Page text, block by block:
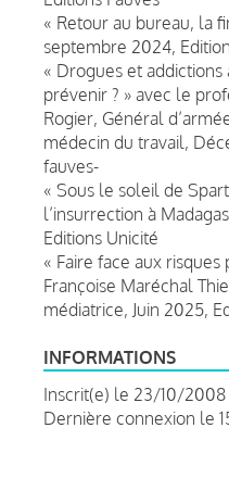
« Retour au bureau, la
septembre 2024,
« Drogues et
prévenir ? » avec le
Rogier, Général
médecin du travail,
fauves-
« Sous le soleil de
l’insurrection à
Editions Unicité
« Faire face aux risques
Françoise Maréchal
médiatrice, Juin 2025,
INFORMATIONS
Inscrit(e) le 23/10/2008
Dernière connexion le